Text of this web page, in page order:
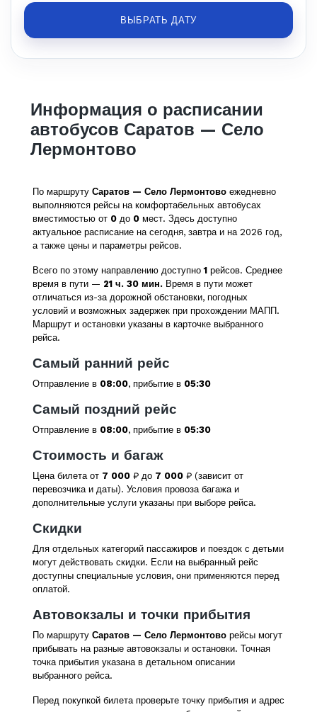
ВЫБРАТЬ ДАТУ
Информация о расписании
автобусов Саратов — Село
Лермонтово
По маршруту Саратов — Село Лермонтово ежедневно
выполняются рейсы на комфортабельных автобусах
вместимостью от 0 до 0 мест. Здесь доступно
актуальное расписание на сегодня, завтра и на 2026 год,
а также цены и параметры рейсов.
Всего по этому направлению доступно1 рейсов. Среднее
время в пути — 21 ч. 30 мин. Время в пути может
отличаться из-за дорожной обстановки, погодных
условий и возможных задержек при прохождении МАПП.
Маршрут и остановки указаны в карточке выбранного
рейса.
Самый ранний рейс
Отправление в 08:00, прибытие в 05:30
Самый поздний рейс
Отправление в 08:00, прибытие в 05:30
Стоимость и багаж
Цена билета от 7 000 ₽ до 7 000 ₽ (зависит от
перевозчика и даты). Условия провоза багажа и
дополнительные услуги указаны при выборе рейса.
Скидки
Для отдельных категорий пассажиров и поездок с детьми
могут действовать скидки. Если на выбранный рейс
доступны специальные условия, они применяются перед
оплатой.
Автовокзалы и точки прибытия
По маршруту Саратов — Село Лермонтово рейсы могут
прибывать на разные автовокзалы и остановки. Точная
точка прибытия указана в детальном описании
выбранного рейса.
Перед покупкой билета проверьте точку прибытия и адрес